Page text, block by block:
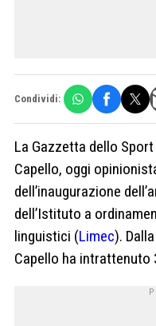
Condividi:
La Gazzetta dello
Capello, oggi
dell’inaugurazione
dell’Istituto a
linguistici (Limec).
Capello ha intrattenuto